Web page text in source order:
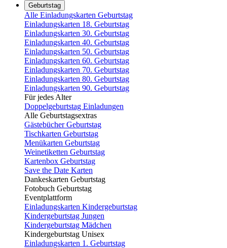
Geburtstag
Alle Einladungskarten Geburtstag
Einladungskarten 18. Geburtstag
Einladungskarten 30. Geburtstag
Einladungskarten 40. Geburtstag
Einladungskarten 50. Geburtstag
Einladungskarten 60. Geburtstag
Einladungskarten 70. Geburtstag
Einladungskarten 80. Geburtstag
Einladungskarten 90. Geburtstag
Für jedes Alter
Doppelgeburtstag Einladungen
Alle Geburtstagsextras
Gästebücher Geburtstag
Tischkarten Geburtstag
Menükarten Geburtstag
Weinetiketten Geburtstag
Kartenbox Geburtstag
Save the Date Karten
Dankeskarten Geburtstag
Fotobuch Geburtstag
Eventplattform
Einladungskarten Kindergeburtstag
Kindergeburtstag Jungen
Kindergeburtstag Mädchen
Kindergeburtstag Unisex
Einladungskarten 1. Geburtstag